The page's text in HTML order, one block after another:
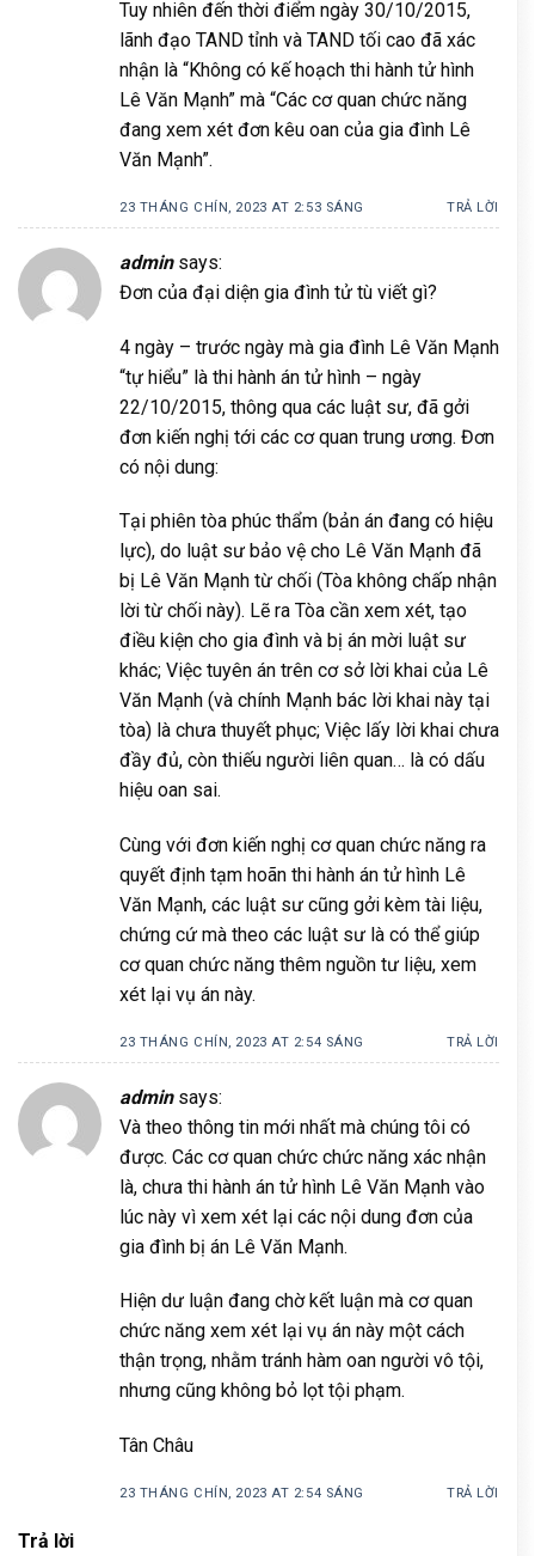
Tuy nhiên đến thời điểm ngày 30/10/2015,
lãnh đạo TAND tỉnh và TAND tối cao đã xác
nhận là “Không có kế hoạch thi hành tử hình
Lê Văn Mạnh” mà “Các cơ quan chức năng
đang xem xét đơn kêu oan của gia đình Lê
Văn Mạnh”.
23 THÁNG CHÍN, 2023 AT 2:53 SÁNG TRẢ LỜI
admin says:
Đơn của đại diện gia đình tử tù viết gì?
4 ngày – trước ngày mà gia đình Lê Văn Mạnh
“tự hiểu” là thi hành án tử hình – ngày
22/10/2015, thông qua các luật sư, đã gởi
đơn kiến nghị tới các cơ quan trung ương. Đơn
có nội dung:
Tại phiên tòa phúc thẩm (bản án đang có hiệu
lực), do luật sư bảo vệ cho Lê Văn Mạnh đã
bị Lê Văn Mạnh từ chối (Tòa không chấp nhận
lời từ chối này). Lẽ ra Tòa cần xem xét, tạo
điều kiện cho gia đình và bị án mời luật sư
khác; Việc tuyên án trên cơ sở lời khai của Lê
Văn Mạnh (và chính Mạnh bác lời khai này tại
tòa) là chưa thuyết phục; Việc lấy lời khai chưa
đầy đủ, còn thiếu người liên quan… là có dấu
hiệu oan sai.
Cùng với đơn kiến nghị cơ quan chức năng ra
quyết định tạm hoãn thi hành án tử hình Lê
Văn Mạnh, các luật sư cũng gởi kèm tài liệu,
chứng cứ mà theo các luật sư là có thể giúp
cơ quan chức năng thêm nguồn tư liệu, xem
xét lại vụ án này.
23 THÁNG CHÍN, 2023 AT 2:54 SÁNG TRẢ LỜI
admin says:
Và theo thông tin mới nhất mà chúng tôi có
được. Các cơ quan chức chức năng xác nhận
là, chưa thi hành án tử hình Lê Văn Mạnh vào
lúc này vì xem xét lại các nội dung đơn của
gia đình bị án Lê Văn Mạnh.
Hiện dư luận đang chờ kết luận mà cơ quan
chức năng xem xét lại vụ án này một cách
thận trọng, nhằm tránh hàm oan người vô tội,
nhưng cũng không bỏ lọt tội phạm.
Tân Châu
23 THÁNG CHÍN, 2023 AT 2:54 SÁNG TRẢ LỜI
Trả lời